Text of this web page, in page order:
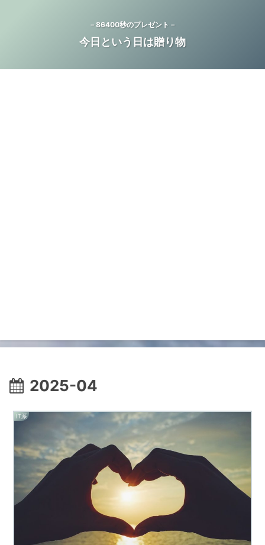
－86400秒のプレゼント－
今日という日は贈り物
2025-04
IT系